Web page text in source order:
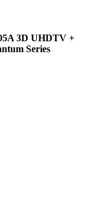
3D UHDTV +
Series